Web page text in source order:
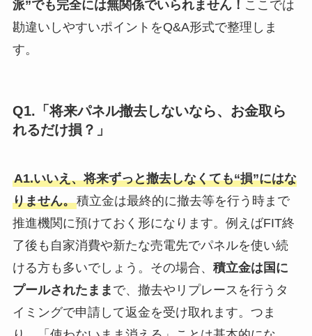
派”でも完全には無関係でいられません！ ここでは
勘違いしやすいポイントをQ&A形式で整理しま
す。
Q1.「将来パネル撤去しないなら、お金取ら
れるだけ損？」
A1.いいえ、将来ずっと撤去しなくても“損”にはな
りません。積立金は最終的に撤去等を行う時まで
推進機関に預けておく形になります。例えばFIT終
了後も自家消費や新たな売電先でパネルを使い続
ける方も多いでしょう。その場合、 積立金は国に
プールされたまま で、撤去やリプレースを行うタ
イミングで申請して返金を受け取れます。つま